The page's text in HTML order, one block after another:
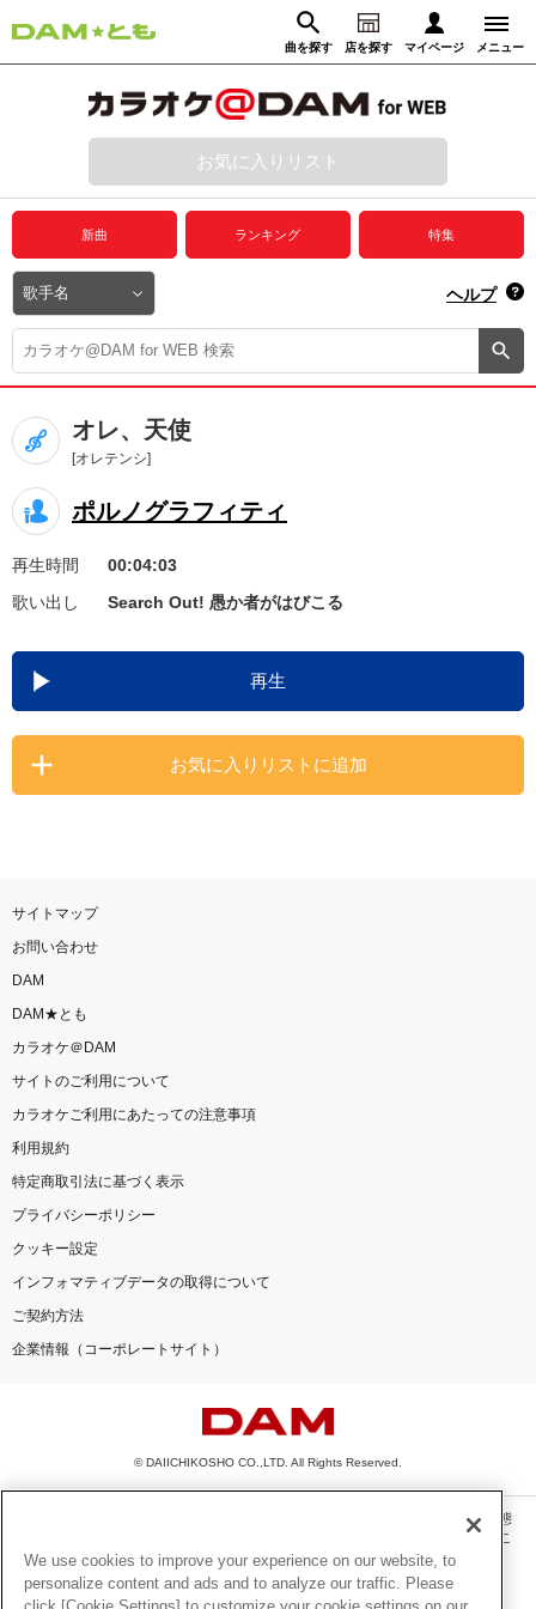
曲を探す 店を探す マイページ メニュー
動画からさがす 録音からさがす
ログイン
プレミアムサービス
DAM★とも動画
DAM★とも録音
カラオケ＠DAM
ユーザー検索
キャンペーン
お知らせ よくあるご質問
DAMの新曲・ランキングなど
カラオケ最新情報をチェック！
お気に入りリスト
新曲 ランキング 特集
ヘルプ
オレ、天使
[オレテンシ]
ポルノグラフィティ
再生時間
00:04:03
歌い出し
Search Out! 愚か者がはびこる
再生
お気に入りリストに追加
サイトマップ
お問い合わせ
DAM
DAM★とも
カラオケ＠DAM
サイトのご利用について
カラオケご利用にあたっての注意事項
利用規約
特定商取引法に基づく表示
プライバシーポリシー
クッキー設定
インフォマティブデータの取得について
ご契約方法
企業情報（コーポレートサイト）
© DAIICHIKOSHO CO.,LTD. All Rights Reserved.
このサイトに掲載されている一切の文章・画像・写真・動画・音声等を、手段や形態
を問わず、著作権法の定める範囲を超えて無断で複製、転載、ファイル化などするこ
とを禁じます。
楽曲及びコンテンツは、機種によりご利用いただけない場合があります。
We use cookies to improve your experience on our website, to
personalize content and ads and to analyze our traffic. Please